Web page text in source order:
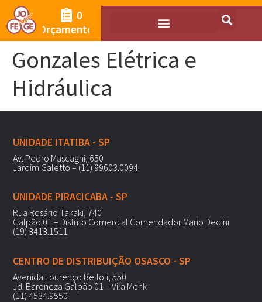
Orçamento
0
Gonzales Elétrica e
Hidráulica
UNIDADE ITATIBA - SP
Av. Pedro Mascagni, 650
Jardim Galetto – (11) 99603.0094
UNIDADE PIRACICABA - SP
Rua Rosário Takaki, 740
Galpão 01 – Distrito Comercial Comendador Mario Dedini
(19) 3413.1511
CENTRO DE DISTRIBUIÇÃO OSASCO - SP
Avenida Lourenço Belloli, 550
Jd. Baroneza Galpão 01 – Vila Menk
(11) 4534.9550